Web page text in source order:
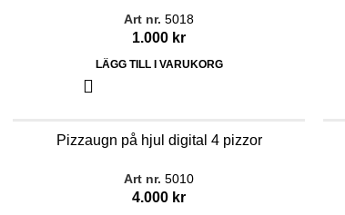
Art nr. 5018
1.000 kr
LÄGG TILL I VARUKORG
Pizzaugn på hjul digital 4 pizzor
Art nr. 5010
4.000 kr